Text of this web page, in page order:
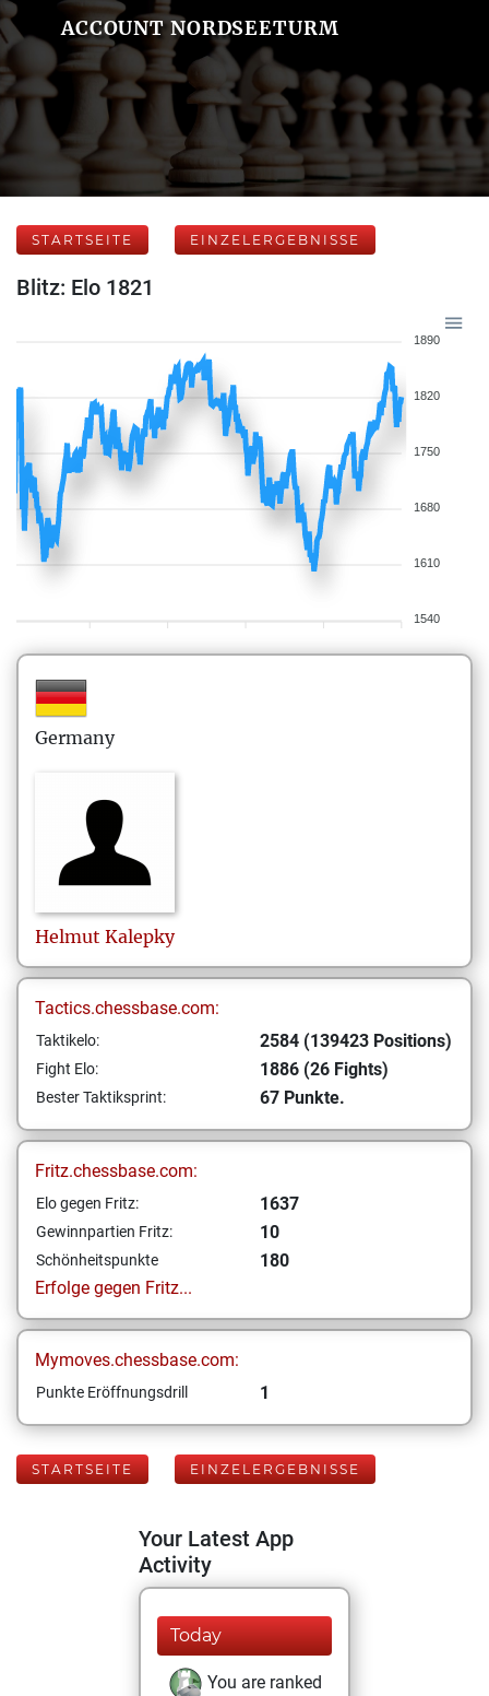
ACCOUNT NORDSEETURM
STARTSEITE EINZELERGEBNISSE
Blitz: Elo 1821
1890
1820
1750
1680
1610
1540
Germany
Helmut Kalepky
Tactics.chessbase.com:
Taktikelo: 2584 (139423 Positions)
Fight Elo: 1886 (26 Fights)
Bester Taktiksprint: 67 Punkte.
Fritz.chessbase.com:
Elo gegen Fritz: 1637
Gewinnpartien Fritz: 10
Schönheitspunkte
180
Erfolge gegen Fritz...
Mymoves.chessbase.com:
Punkte Eröffnungsdrill 1
STARTSEITE EINZELERGEBNISSE
Your Latest App
Activity
Today
You are ranked